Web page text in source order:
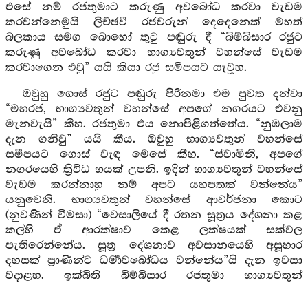
එසේ නම් රජතුමාට කරුණු අවබෝධ කරවා වැඩම
කරවන්නෙමුයි ලිච්ඡවී රජවරුන් දෙදෙනෙක් මහත්
බලකාය සමග බොහෝ තුටු පඬුරු දී “බිම්බිසාර රජුට
කරුණු අවබෝධ කරවා භාග්‍යවතුන් වහන්සේ වැඩම
කරවාගෙන එවු” යයි කියා රජු සමීපයට යැවූහ.
ඔවුහු ගොස් රජුට පඬුරු පිරිනමා එම පුවත දන්වා
“මහරජ, භාග්‍යවතුන් වහන්සේ අපගේ නගරයට එවනු
මැනවැයි” කීහ. රජතුමා එය නොපිළිගත්තේය. “නුඹලාම
දැන ගනිවු” යයි කීය. ඔවුහු භාග්‍යවතුන් වහන්සේ
සමීපයට ගොස් වැඳ මෙසේ කීහ. “ස්වාමීනි, අපගේ
නගරයෙහි ත්‍රිවිධ භයක් උපනි. ඉදින් භාග්‍යවතුන් වහන්සේ
වැඩම කරන්නාහු නම් අපට යහපතක් වන්නේය”
යනුවෙනි. භාග්‍යවතුන් වහන්සේ ආවර්ජනා කොට
(නුවණින් විමසා) “වෙසාලියේ දී රතන සූත්‍රය දේශනා කළ
කල්හි ඒ ආරක්ෂාව කෙළ ලක්ෂයක් සක්වල
පැතිරෙන්නේය. සූත්‍ර දේශනාව අවසානයෙහි අසූහාර
දහසක් ප්‍රාණින්ට ධර්‍මාවබෝධය වන්නේය”යි දැන ඉවසා
වදාළහ. ඉක්බිති බිම්බිසාර රජතුමා භාග්‍යවතුන්